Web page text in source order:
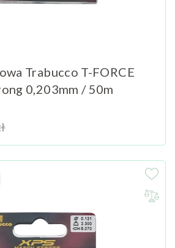
Trabucco T-FORCE
0,203mm / 50m